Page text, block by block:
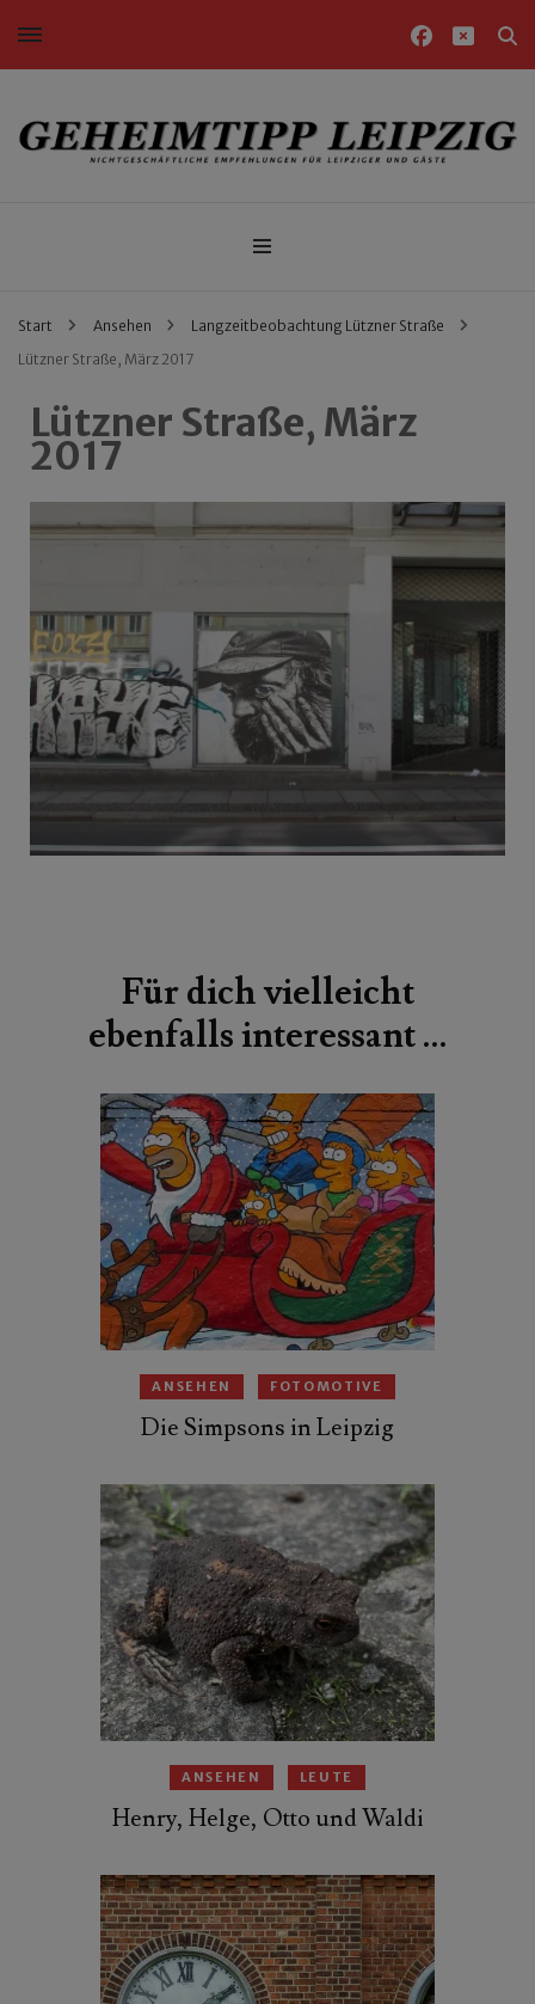
Nichtgeschäftliche Empfehlungen für Leipziger und Gäste
Start Ansehen
Langzeitbeobachtung Lützner Straße
Lützner Straße, März 2017
Lützner Straße, März
2017
Für dich vielleicht
ebenfalls interessant …
ANSEHEN FOTOMOTIVE
Die Simpsons in Leipzig
ANSEHEN LEUTE
Henry, Helge, Otto und Waldi